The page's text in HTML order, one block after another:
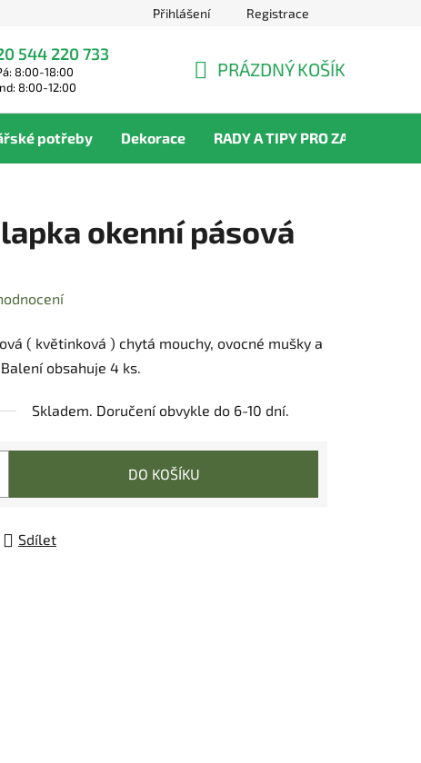
Přihlášení Registrace
544 220 733
8:00-18:00
8:00-12:00
KOŠÍK
PRÁZDNÝ KOŠÍK
potřeby Dekorace RADY A TIPY PRO ZAHRADNÍKY
okenní pásová
( květinková ) chytá mouchy, ovocné mušky a
obsahuje 4 ks.
Skladem. Doručení obvykle do 6-10 dní.
DO KOŠÍKU
Sdílet